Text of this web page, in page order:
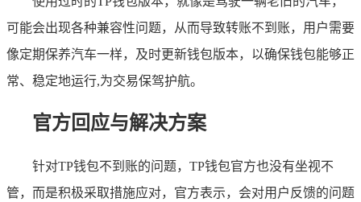
可能会出现各种兼容性问题，从而导致转账不到账，用户需要
像定期保养汽车一样，及时更新钱包版本，以确保钱包能够正
常、稳定地运行,为交易保驾护航。
官方回应与解决方案
针对TP钱包不到账的问题，TP钱包官方也没有坐视不
管，而是积极采取措施应对，官方表示，会对用户反馈的问题